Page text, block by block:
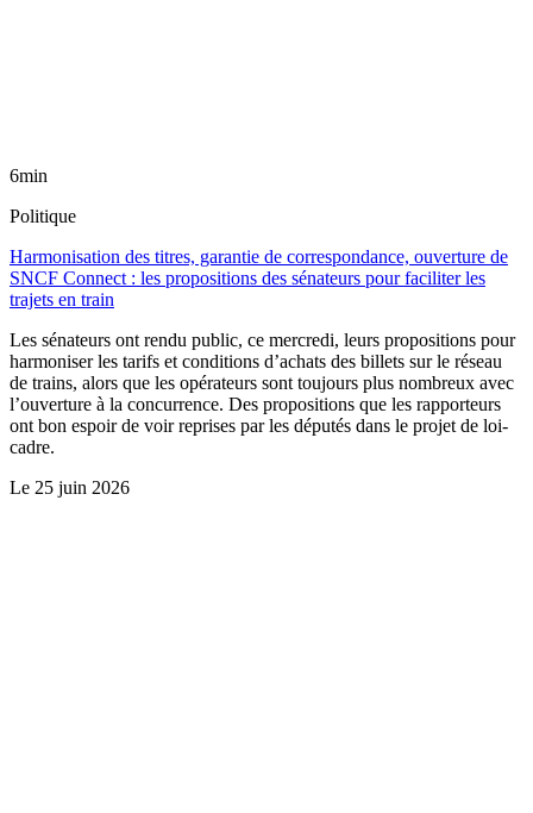
6min
Politique
Harmonisation des titres, garantie de correspondance, ouverture de
SNCF Connect : les propositions des sénateurs pour faciliter les
trajets en train
Les sénateurs ont rendu public, ce mercredi, leurs propositions pour
harmoniser les tarifs et conditions d’achats des billets sur le réseau
de trains, alors que les opérateurs sont toujours plus nombreux avec
l’ouverture à la concurrence. Des propositions que les rapporteurs
ont bon espoir de voir reprises par les députés dans le projet de loi-
cadre.
Le 25 juin 2026